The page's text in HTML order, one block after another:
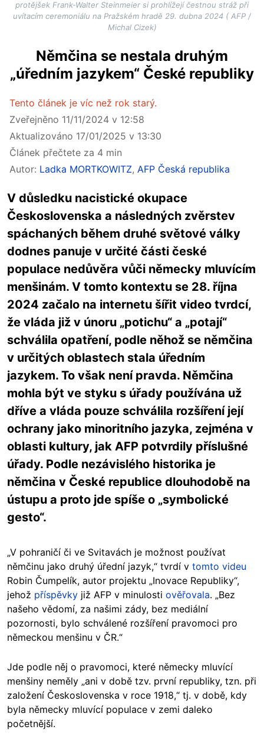
protějšek Frank-Walter Steinmeier si prohlížejí čestnou stráž při
uvítacím ceremoniálu na Pražském hradě 29. dubna 2024 ( AFP /
Michal Cizek)
Němčina se nestala druhým
„úředním jazykem“ České republiky
Tento článek je víc než rok starý.
Zveřejněno 11/11/2024 v 12:58
Aktualizováno 17/01/2025 v 13:30
Článek přečtete za 4 min
Autor: Ladka MORTKOWITZ, AFP Česká republika
V důsledku nacistické okupace
Československa a následných zvěrstev
spáchaných během druhé světové války
dodnes panuje v určité části české
populace nedůvěra vůči německy mluvícím
menšinám. V tomto kontextu se 28. října
2024 začalo na internetu šířit video tvrdcí,
že vláda již v únoru „potichu“ a „potají“
schválila opatření, podle něhož se němčina
v určitých oblastech stala úředním
jazykem. To však není pravda. Němčina
mohla být ve styku s úřady používána už
dříve a vláda pouze schválila rozšíření její
ochrany jako minoritního jazyka, zejména v
oblasti kultury, jak AFP potvrdily příslušné
úřady. Podle nezávislého historika je
němčina v České republice dlouhodobě na
ústupu a proto jde spíše o „symbolické
gesto“.
„V pohraničí či ve Svitavách je možnost používat
němčinu jako druhý úřední jazyk,“ tvrdí v tomto videu
Robin Čumpelík, autor projektu „Inovace Republiky“,
jehož příspěvky již AFP v minulosti ověřovala. „Bez
našeho vědomí, za našimi zády, bez mediální
pozornosti, bylo schválené rozšíření pravomoci pro
německou menšinu v ČR.“
Jde podle něj o pravomoci, které německy mluvící
menšiny neměly „ani v době tzv. první republiky, tzn. při
založení Československa v roce 1918,“ tj. v době, kdy
byla německy mluvící populace v zemi daleko
početnější.